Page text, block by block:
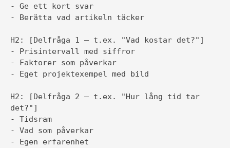
- Ge ett kort svar
- Berätta vad artikeln täcker
H2: [Delfråga 1 — t.ex. "Vad kostar det?"]
- Prisintervall med siffror
- Faktorer som påverkar
- Eget projektexempel med bild
H2: [Delfråga 2 — t.ex. "Hur lång tid tar
det?"]
- Tidsram
- Vad som påverkar
- Egen erfarenhet